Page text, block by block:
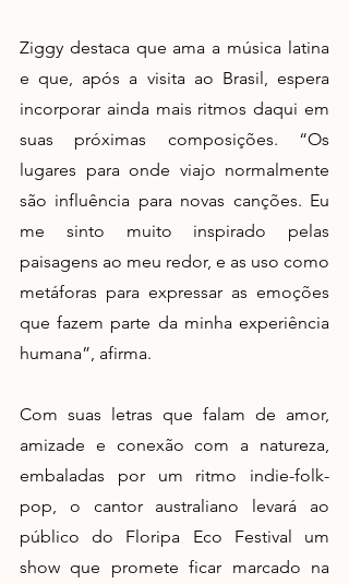
Ziggy destaca que ama a música latina
e que, após a visita ao Brasil, espera
incorporar ainda mais ritmos daqui em
suas próximas composições. “Os
lugares para onde viajo normalmente
são influência para novas canções. Eu
me sinto muito inspirado pelas
paisagens ao meu redor, e as uso como
metáforas para expressar as emoções
que fazem parte da minha experiência
humana”, afirma.
Com suas letras que falam de amor,
amizade e conexão com a natureza,
embaladas por um ritmo indie-folk-
pop, o cantor australiano levará ao
público do Floripa Eco Festival um
show que promete ficar marcado na